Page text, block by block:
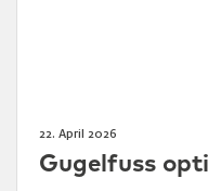
22. April 2026
Gugelfuss